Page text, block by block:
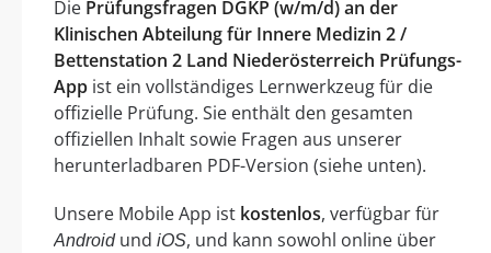
Die Prüfungsfragen DGKP (w/m/d) an der
Klinischen Abteilung für Innere Medizin 2 /
Bettenstation 2 Land Niederösterreich Prüfungs-
App ist ein vollständiges Lernwerkzeug für die
offizielle Prüfung. Sie enthält den gesamten
offiziellen Inhalt sowie Fragen aus unserer
herunterladbaren PDF-Version (siehe unten).
Unsere Mobile App ist kostenlos, verfügbar für
Androidund iOS, und kann sowohl online über